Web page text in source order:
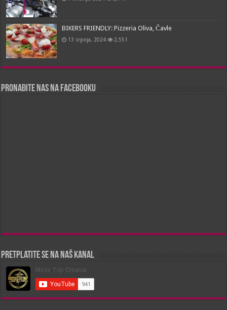
BIKERS FRIENDLY: Pizzeria Oliva, Čavle
13 srpnja, 2024 2,551
Pronađite nas na Facebooku
Pretplatite se na naš kanal